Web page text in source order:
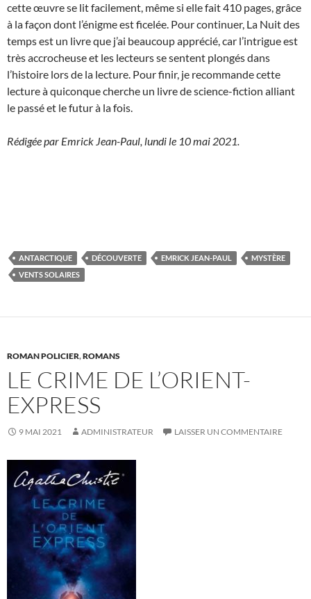
cette œuvre se lit facilement, même si elle fait 410 pages, grâce
à la façon dont l’énigme est ficelée. Pour continuer, La Nuit des
temps est un livre que j’ai beaucoup apprécié, car l’intrigue est
très accrocheuse et les lecteurs se sentent plongés dans
l’histoire lors de la lecture. Pour finir, je recommande cette
lecture à quiconque cherche un livre de science-fiction alliant
le passé et le futur à la fois.
Rédigée par Emrick Jean-Paul, lundi le 10 mai 2021.
ANTARCTIQUE DÉCOUVERTE EMRICK JEAN-PAUL
MYSTÈRE
VENTS SOLAIRES
ROMAN POLICIER,ROMANS
LE CRIME DE L’ORIENT-
EXPRESS
9 MAI 2021 ADMINISTRATEUR LAISSER UN COMMENTAIRE